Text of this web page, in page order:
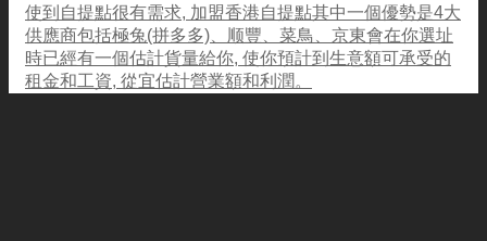
使到自提點很有需求, 加盟香港自提點其中一個優勢是4大
供應商包括極兔(拼多多)、顺豐、菜鳥、京東會在你選址
時已經有一個估計貨量給你, 使你預計到生意額可承受的
租金和工資, 從宜估計營業額和利潤。